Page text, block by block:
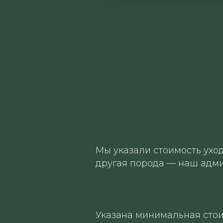
Мы указали стоимость
другая порода — наш
Указана минимальная